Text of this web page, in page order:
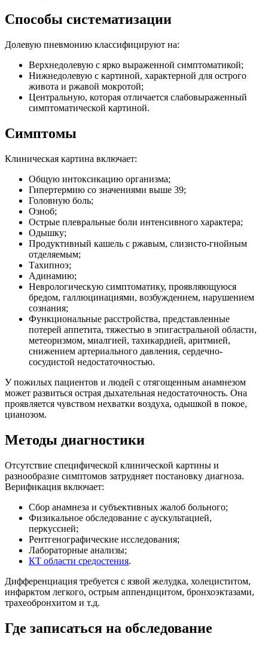
Способы систематизации
Долевую пневмонию классифицируют на:
Верхнедолевую с ярко выраженной симптоматикой;
Нижнедолевую с картиной, характерной для острого
живота и ржавой мокротой;
Центральную, которая отличается слабовыраженный
симптоматической картиной.
Симптомы
Клиническая картина включает:
Общую интоксикацию организма;
Гипертермию со значениями выше 39;
Головную боль;
Озноб;
Острые плевральные боли интенсивного характера;
Одышку;
Продуктивный кашель с ржавым, слизисто-гнойным
отделяемым;
Тахипноэ;
Адинамию;
Неврологическую симптоматику, проявляющуюся
бредом, галлюцинациями, возбуждением, нарушением
сознания;
Функциональные расстройства, представленные
потерей аппетита, тяжестью в эпигастральной области,
метеоризмом, миалгией, тахикардией, аритмией,
снижением артериального давления, сердечно-
сосудистой недостаточностью.
У пожилых пациентов и людей с отягощенным анамнезом
может развиться острая дыхательная недостаточность. Она
проявляется чувством нехватки воздуха, одышкой в покое,
цианозом.
Методы диагностики
Отсутствие специфической клинической картины и
разнообразие симптомов затрудняет постановку диагноза.
Верификация включает:
Сбор анамнеза и субъективных жалоб больного;
Физикальное обследование с аускультацией,
перкуссией;
Рентгенографические исследования;
Лабораторные анализы;
КТ области средостения.
Дифференциация требуется с язвой желудка, холециститом,
инфарктом легкого, острым аппендицитом, бронхоэктазами,
трахеобронхитом и т.д.
Где записаться на обследование